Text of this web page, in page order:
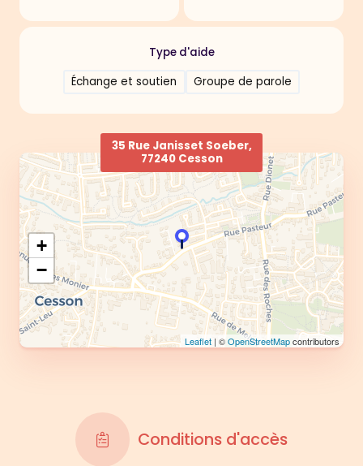
Type d'aide
Échange et soutien
Groupe de parole
+
−
Leaflet | ©OpenStreetMapcontributors
35 Rue Janisset Soeber,
77240 Cesson
Conditions d'accès